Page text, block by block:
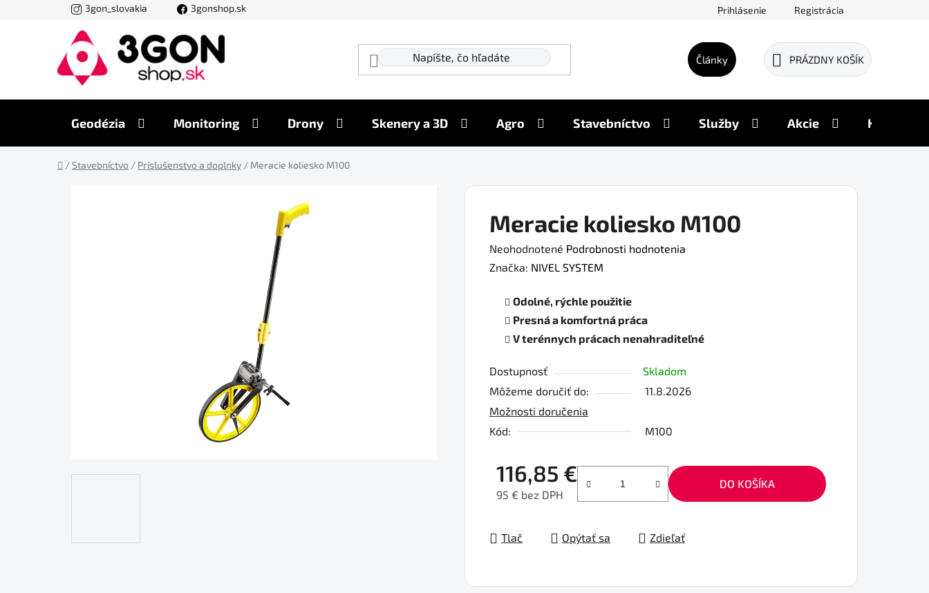
3gon_slovakia 3gonshop.sk Prihlásenie Registrácia
Články
NÁKUPNÝ
PRÁZDNY KOŠÍK
Geodézia Monitoring Drony Skenery a 3D Agro Stavebníctvo Služby Akcie Kontakty
Domov
/Stavebníctvo / Príslušenstvo a doplnky / Meracie koliesko M100
Meracie koliesko M100
Priemerné
hodnotenie
hviezdičiek.
Neohodnotené Podrobnosti hodnotenia
Značka: NIVEL SYSTEM
Odolné, rýchle použitie
Presná a komfortná práca
V terénnych prácach nenahraditeľné
Dostupnosť
Skladom
Môžeme doručiť do:
11.8.2026
Možnosti doručenia
Kód:
M100
116,85 €
95 € bez DPH
DO KOŠÍKA
Tlač Opýtať sa Zdieľať